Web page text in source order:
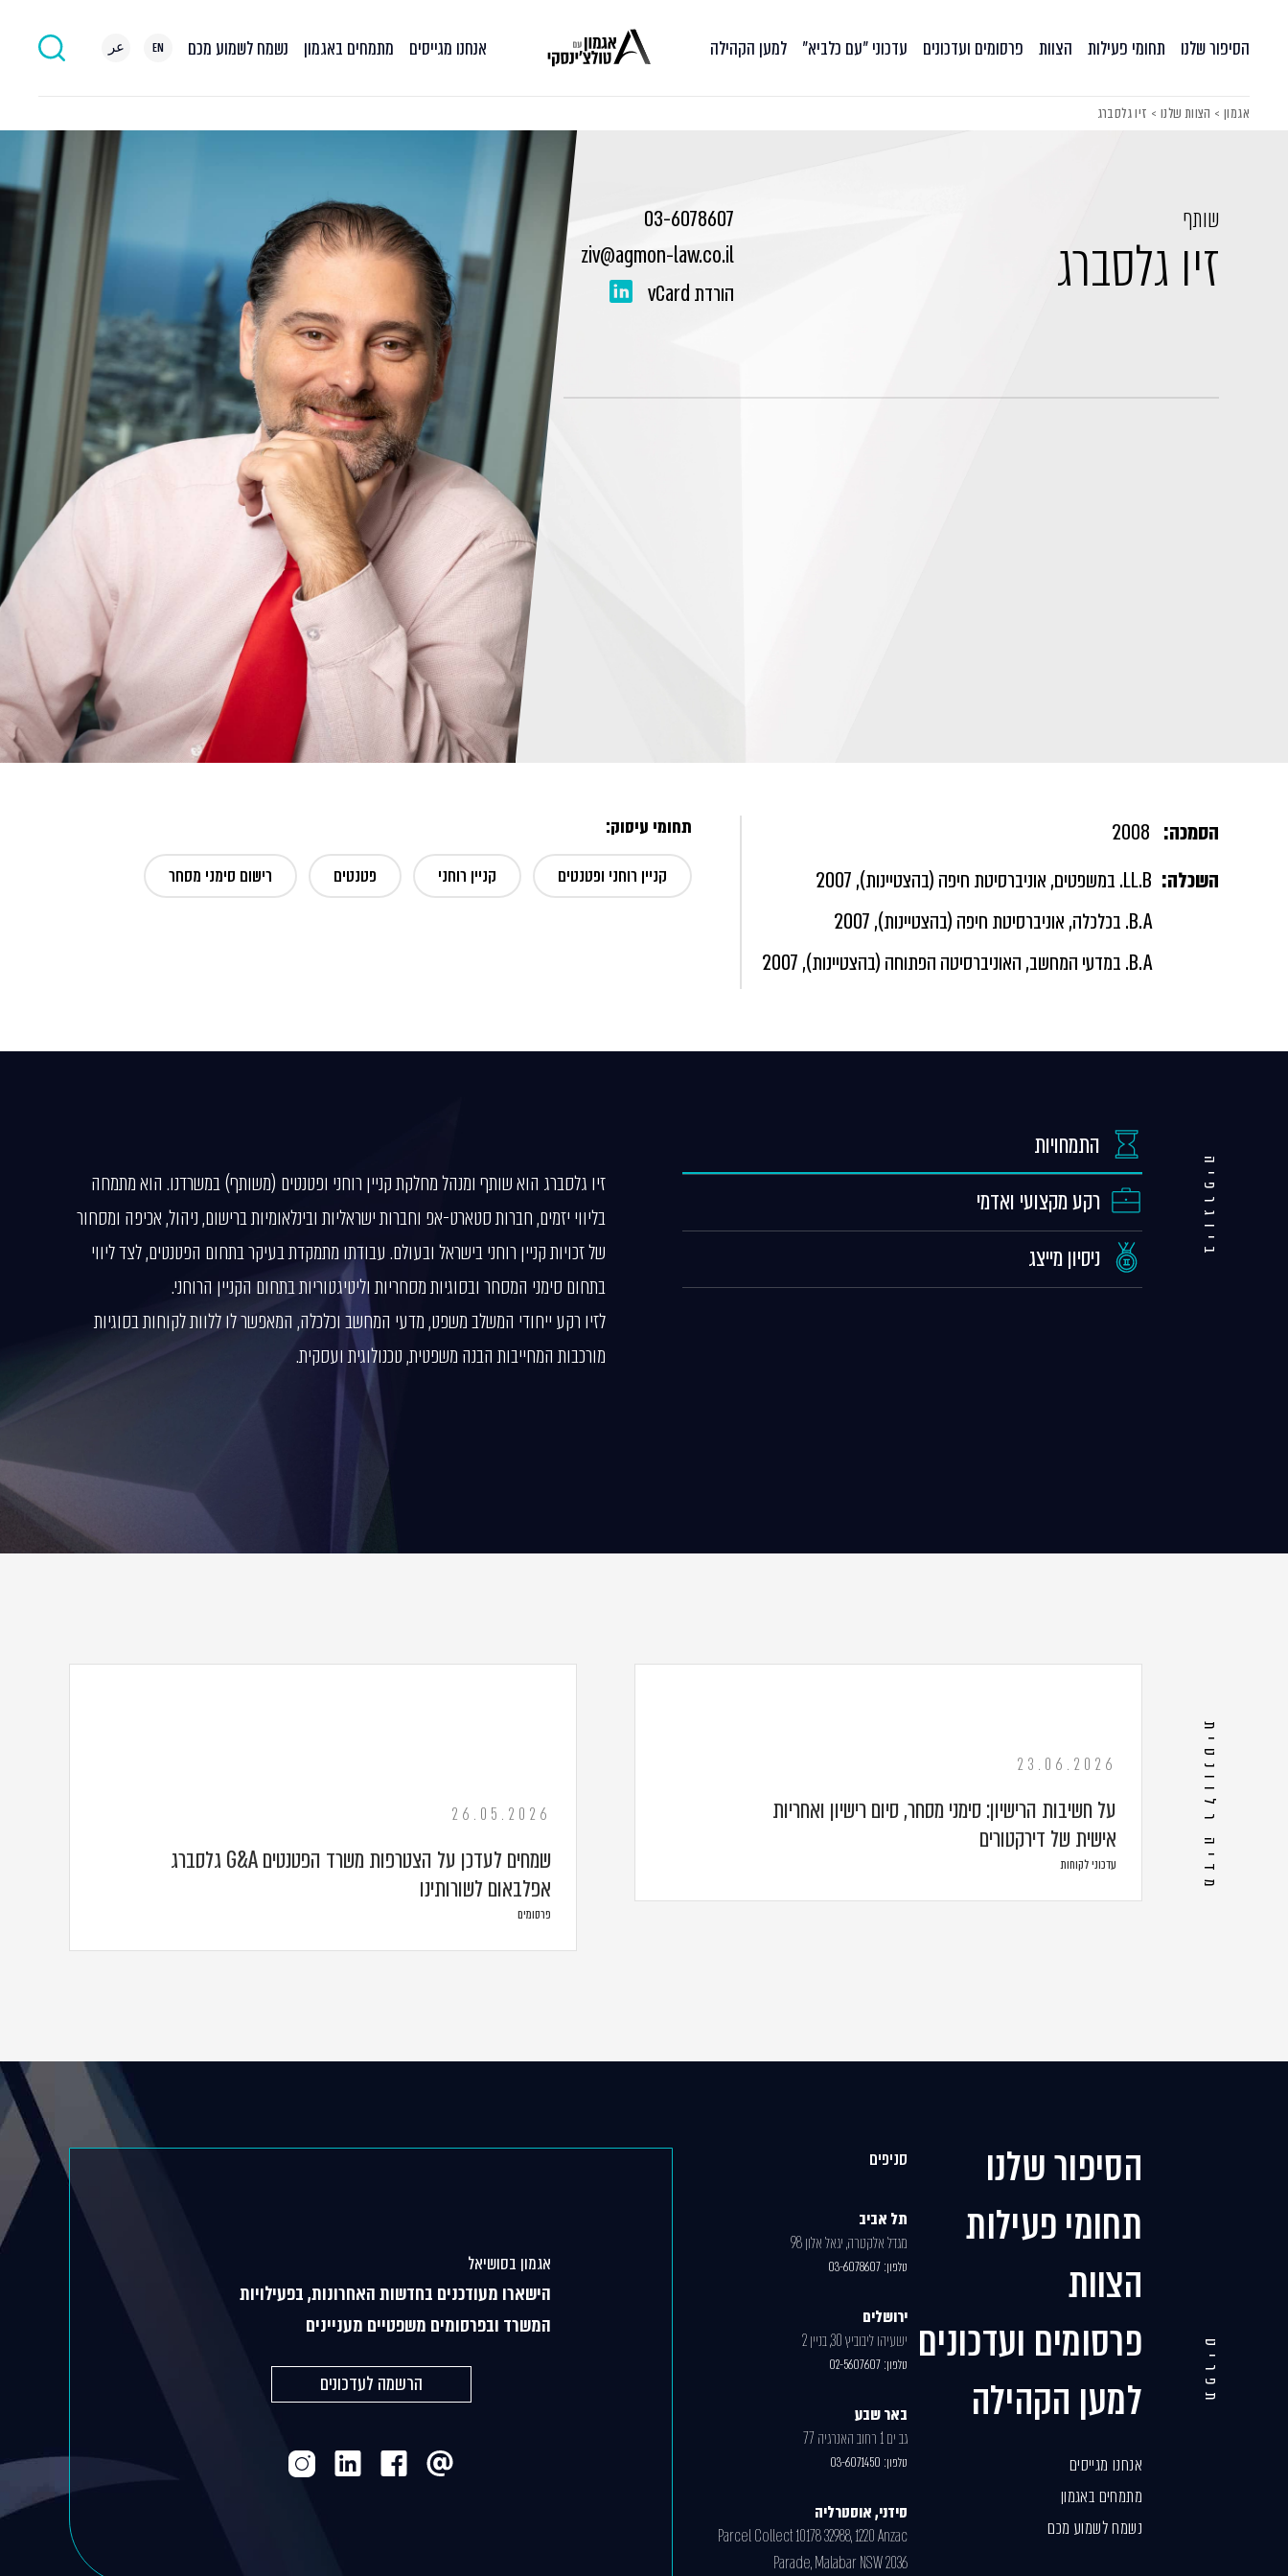
הסיפור שלנו תחומי פעילות הצוות פרסומים ועדכונים עדכוני ״עם כלביא״ למען הקהילה אנחנו מגייסים מתמחים באגמון נשמח לשמוע מכם EN عر
אגמון > הצוות שלנו > זיו גלסברג
שותף
זיו גלסברג
03-6078607
ziv@agmon-law.co.il
הורדת vCard
הסמכה:
השכלה: LL.B. במשפטים, אוניברסיטת חיפה (בהצטיינות), 2007
B.A. בכלכלה, אוניברסיטת חיפה (בהצטיינות), 2007
B.A. במדעי המחשב, האוניברסיטה הפתוחה (בהצטיינות), 2007
תחומי עיסוק:
קניין רוחני ופטנטים
קניין רוחני פטנטים רישום סימני מסחר
ביוגרפיה
התמחויות
רקע מקצועי ואדמי
ניסיון מייצג
זיו גלסברג הוא שותף ומנהל מחלקת קניין רוחני ופטנטים (משותף) במשרדנו. הוא מתמחה
בליווי יזמים, חברות סטארט-אפ וחברות ישראליות ובינלאומיות ברישום, ניהול, אכיפה ומסחור
של זכויות קניין רוחני בישראל ובעולם. עבודתו מתמקדת בעיקר בתחום הפטנטים, לצד ליווי
בתחום סימני המסחר ובסוגיות מסחריות וליטיגטוריות בתחום הקניין הרוחני.
לזיו רקע ייחודי המשלב משפט, מדעי המחשב וכלכלה, המאפשר לו ללוות לקוחות בסוגיות
מורכבות המחייבות הבנה משפטית, טכנולוגית ועסקית.
מדיה רלוונטית 23.06.2026
על חשיבות הרישיון: סימני מסחר, סיום רישיון ואחריות
אישית של דירקטורים
עדכוני לקוחות
26.05.2026
שמחים לעדכן על הצטרפות משרד הפטנטים G&A גלסברג
אפלבאום לשורותינו
פרסומים
תפריט
הסיפור שלנו
תחומי פעילות
הצוות
פרסומים ועדכונים
למען הקהילה
אנחנו מגייסים
מתמחים באגמון
נשמח לשמוע מכם
סניפים
תל אביב
מגדל אלקטרה, יגאל אלון 98
טלפון: 03-6078607
ירושלים
ישעיהו ליבוביץ 30, בניין 2
טלפון: 02-5607607
באר שבע
גב ים 1 רחוב האנרגיה 77
טלפון: 03-6071450
סידני, אוסטרליה
Parcel Collect 10178 32988, 1220 Anzac
Parade, Malabar NSW 2036
אגמון בסושיאל
הישארו מעודכנים בחדשות האחרונות, בפעילויות
המשרד ובפרסומים משפטיים מעניינים
הרשמה לעדכונים